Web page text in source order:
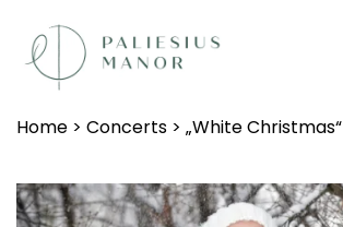
Home > Concerts > „White Christmas“